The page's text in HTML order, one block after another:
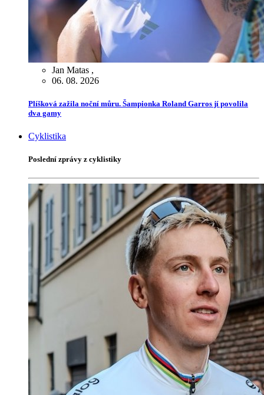
Jan Matas ,
06. 08. 2026
Plíšková zažila noční můru. Šampionka Roland Garros jí povolila
dva gamy
Cyklistika
Poslední zprávy z cyklistiky